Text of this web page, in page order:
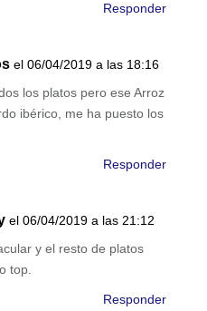
Responder
el 06/04/2019 a las 18:16
los platos pero ese Arroz
ibérico, me ha puesto los
Responder
el 06/04/2019 a las 21:12
y el resto de platos
top.
Responder